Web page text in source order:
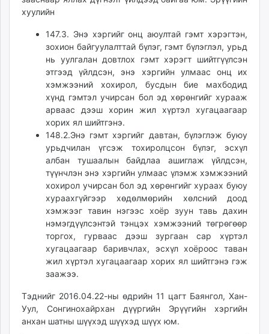
mglradio.com
tumen.mn
shuum.mn
times.mn
tvmongolia.mn
unegui.mn
assa.mn
paparazzi.mn
unread.today
хуулийн
147.3. Энэ хэргийг онц аюултай гэмт хэрэгтэн,
зохион байгуулалттай бүлэг, гэмт бүлэглэл, урьд
нь уулгалан довтлох гэмт хэрэгт шийтгүүлсэн
этгээд үйлдсэн, энэ хэргийн улмаас онц их
хэмжээний хохирол, бусдын бие махбодид
хүнд гэмтэл учирсан бол эд хөрөнгийг хурааж
арваас дээш хорин жил хүртэл хугацаагаар
хорих ял шийтгэнэ.
148.2.Энэ гэмт хэргийг давтан, бүлэглэж буюу
урьдчилан үгсэж тохиролцсон бүлэг, эсхүл
албан тушаалын байдлаа ашиглаж үйлдсэн,
түүнчлэн энэ хэргийн улмаас үлэмж хэмжээний
хохирол учирсан бол эд хөрөнгийг хураах буюу
хураахгүйгээр хөдөлмөрийн хөлсний доод
хэмжээг тавин нэгээс хоёр зуун тавь дахин
нэмэгдүүлсэнтэй тэнцэх хэмжээний төгрөгөөр
торгох, гурваас дээш зургаан сар хүртэл
хугацаагаар баривчлах, эсхүл хоёроос таван
жил хүртэл хугацаагаар хорих ял шийтгэнэ гэж
заажээ.
Тэднийг 2016.04.22-ны өдрийн 11 цагт Баянгол, Хан-
Уул, Сонгинохайрхан дүүргийн Эрүүгийн хэргийн
анхан шатны шүүхэд шүүхэд шүүх юм.